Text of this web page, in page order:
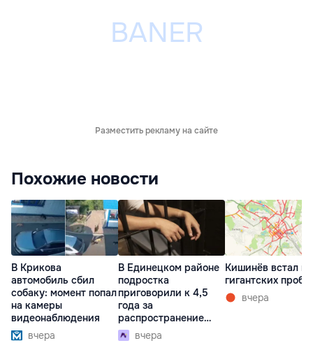
Разместить рекламу на сайте
Похожие новости
В Крикова
автомобиль сбил
собаку: момент попал
на камеры
видеонаблюдения
вчера
В Единецком районе
подростка
приговорили к 4,5
года за
распространение
наркотиков
вчера
Кишинёв встал в
гигантских
вчера